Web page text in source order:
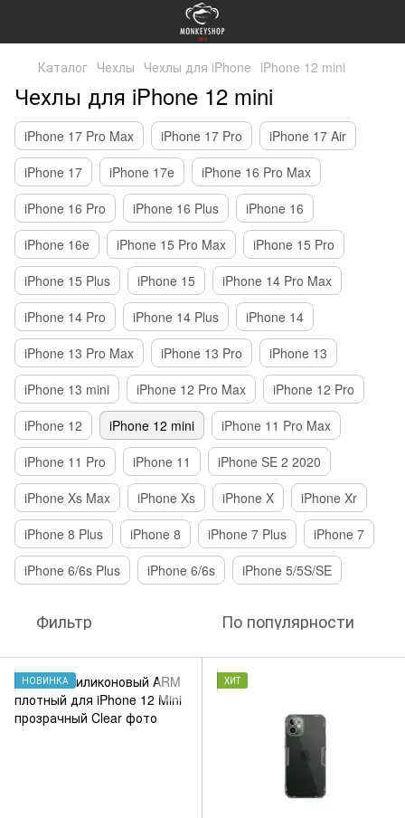
Каталог Чехлы Чехлы для iPhone iPhone 12 mini
Чехлы для iPhone 12 mini
iPhone 17 Pro Max iPhone 17 Pro
iPhone 17 Air
iPhone 17
iPhone 17e
iPhone 16 Pro Max
iPhone 16 Pro
iPhone 16 Plus
iPhone 16
iPhone 16e
iPhone 15 Pro Max
iPhone 15 Pro
iPhone 15 Plus
iPhone 15
iPhone 14 Pro Max
iPhone 14 Pro
iPhone 14 Plus
iPhone 14
iPhone 13 Pro Max
iPhone 13 Pro
iPhone 13
iPhone 13 mini
iPhone 12 Pro Max
iPhone 12 Pro
iPhone 12
iPhone 12 mini
iPhone 11 Pro Max
iPhone 11 Pro
iPhone 11
iPhone SE 2 2020
iPhone Xs Max
iPhone Xs iPhone X
iPhone Xr
iPhone 8 Plus
iPhone 8 iPhone 7 Plus
iPhone 7
iPhone 6/6s Plus
iPhone 6/6s iPhone 5/5S/SE
Фильтр По популярности
НОВИНКА ХИТ